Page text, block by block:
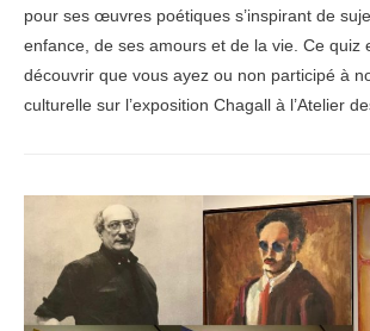
pour ses œuvres poétiques s’inspirant de
enfance, de ses amours et de la vie. Ce quiz
découvrir que vous ayez ou non participé à
culturelle sur l’exposition Chagall à l’Atelier